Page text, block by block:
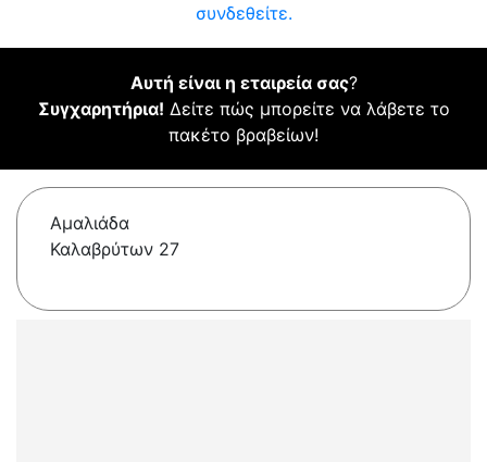
συνδεθείτε.
Αυτή είναι η εταιρεία σας?
Συγχαρητήρια! Δείτε πώς μπορείτε να λάβετε το
πακέτο βραβείων!
Αμαλιάδα
Καλαβρύτων 27